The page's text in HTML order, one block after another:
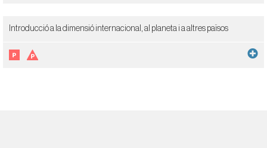
Introducció a la dimensió internacional, al planeta i a altres països